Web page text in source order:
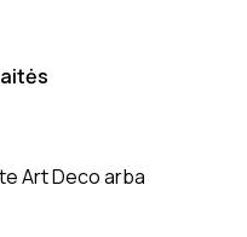
Art Deco arba